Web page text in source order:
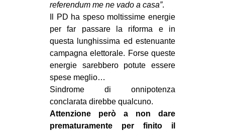
referendum me ne vado a casa”.
Il PD ha speso moltissime energie
per far passare la riforma e in
questa lunghissima ed estenuante
campagna elettorale. Forse queste
energie sarebbero potute essere
spese meglio…
Sindrome di onnipotenza
conclarata direbbe qualcuno.
Attenzione però a non dare
prematuramente per finito il